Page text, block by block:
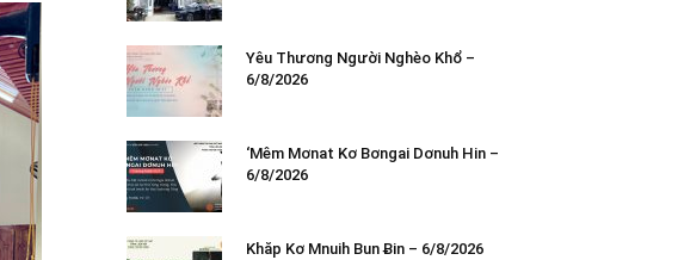
Yêu Thương Người Nghèo Khổ –
6/8/2026
‘Mêm Mơnat Kơ Bơngai Dơnuh Hin –
6/8/2026
Khăp Kơ Mnuih Bun Ƀin – 6/8/2026